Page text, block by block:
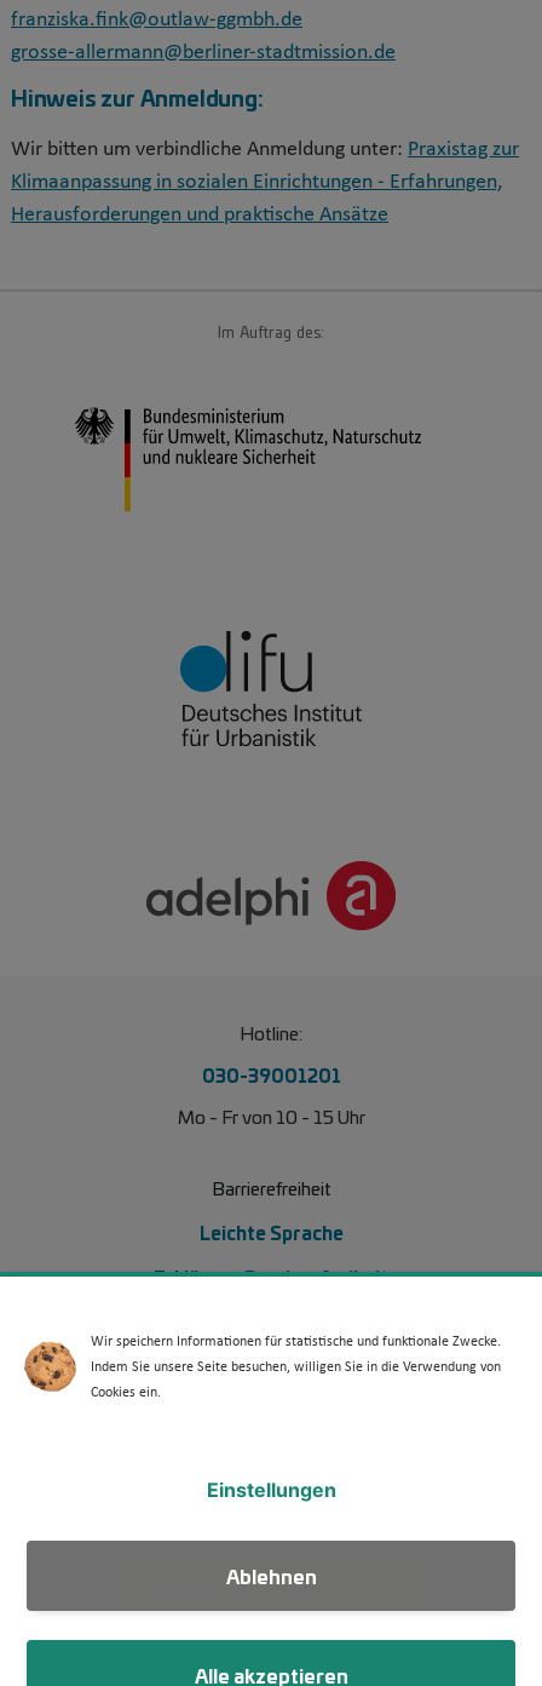
franziska.fink@outlaw-ggmbh.de
grosse-allermann@berliner-stadtmission.de
Hinweis zur Anmeldung:
Wir bitten um verbindliche Anmeldung unter: Praxistag zur
Klimaanpassung in sozialen Einrichtungen - Erfahrungen,
Herausforderungen und praktische Ansätze
Im Auftrag des:
Hotline:
030-39001201
Mo - Fr von 10 - 15 Uhr
Barrierefreiheit
Leichte Sprache
Erklärung Barrierefreiheit
Footer Menü 2 (WdKA 26)
Archiv
Wir speichern Informationen für statistische und funktionale Zwecke.
Indem Sie unsere Seite besuchen, willigen Sie in die Verwendung von
Cookies ein.
Ablehnen
Einstellungen
Alle akzeptieren